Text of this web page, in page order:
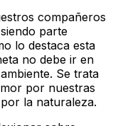
compañeros
parte
lo destaca esta
no debe ir en
Se trata
por nuestras
la naturaleza.